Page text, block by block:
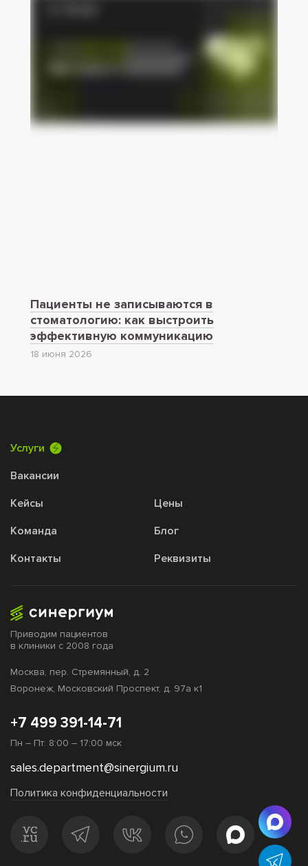
Пациенты не записываются в
стоматологию: как выстроить
эффективную коммуникацию
18 июня 2026
Приводим пациентов
в клиники с 2008 года
Москва, пер. Стремянный, д. 2
Воронеж, Московский Проспект, д. 97а к1
Услуги
Вакансии
Кейсы
Цены
Команда
Блог
Контакты
Реквизиты
+7 499 391-14-71
Пн – Пт: 8:00 – 17:00 мск
sales.department@sinergium.ru
Политика конфиденциальности